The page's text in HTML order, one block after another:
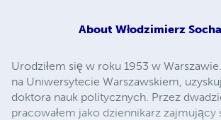
About Włodzimierz
Urodziłem się w roku 1953 w
na Uniwersytecie Warszawskiem,
doktora nauk politycznych. Przez
pracowałem jako dziennikarz zajmujący